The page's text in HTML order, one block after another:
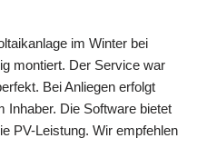
im Winter bei
montiert. Der Service war
Bei Anliegen erfolgt
Inhaber. Die Software bietet
PV-Leistung. Wir empfehlen